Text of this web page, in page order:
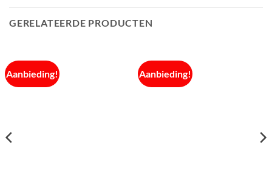
GERELATEERDE PRODUCTEN
Aanbieding! Aanbieding!